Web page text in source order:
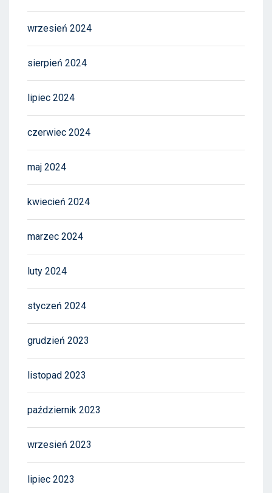
wrzesień 2024
sierpień 2024
lipiec 2024
czerwiec 2024
maj 2024
kwiecień 2024
marzec 2024
luty 2024
styczeń 2024
grudzień 2023
listopad 2023
październik 2023
wrzesień 2023
lipiec 2023